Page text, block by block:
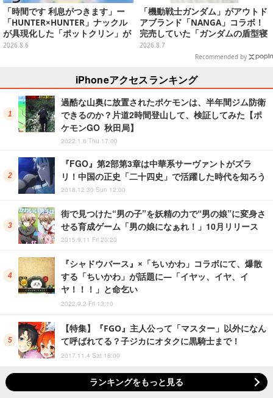
「時間です 利息がつきます」ー
「HUNTER×HUNTER」ナックル
が具現化した「ポットクリン」が
貯金箱としてプライズ展開
2026.8.6
「機動戦士ガンダム」がアウトド
アブランド「NANGA」コラボ！
完売していた「ガンダムの盾型寝
袋」も2次受注開始
2026.8.7
Recommended by
iPhoneアクセスランキング
過酷な山奥に放置されたポケモンは、半年間ジム防衛
できるのか？片道2時間登山して、検証してみた【ポ
ケモンGO 秋田局】
2022.1.6 Thu 17:00
『FGO』第2部第3章は中華系サーヴァントがズラ
リ！中国の正史「二十四史」で活躍した時代を知ろう
2018.12.30 Sun 12:00
街で見つけた“男の子”を妖精の力で“男の娘”に変身さ
せる育成ゲーム「男の娘になぁれ！」10月リリース
2015.9.11 Fri 20:20
『シャドウバース』×「ちいかわ」コラボにて、爆散
する「ちいかわ」が話題に―「イヤッ、イヤ、イ
ヤ！！！」と命乞い
2022.9.2 Fri 13:10
【特集】『FGO』主人公って「マスター」以外になん
て呼ばれてる？子ジカにオタクに黒騎士まで！
2017.11.4 Sat 18:00
ランキングをもっと見る